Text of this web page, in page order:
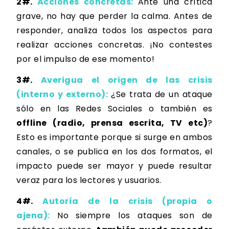
grave, no hay que perder la calma. Antes de
responder, analiza todos los aspectos para
realizar acciones concretas. ¡No contestes
por el impulso de ese momento!
3#. Averigua el origen de las crisis
(interno y externo): ¿Se trata de un ataque
sólo en las Redes Sociales o también es
offline (radio, prensa escrita, TV etc)?
Esto es importante porque si surge en ambos
canales, o se publica en los dos formatos, el
impacto puede ser mayor y puede resultar
veraz para los lectores y usuarios.
4#.Autoría de la crisis (propia o
ajena):
No siempre los ataques son de